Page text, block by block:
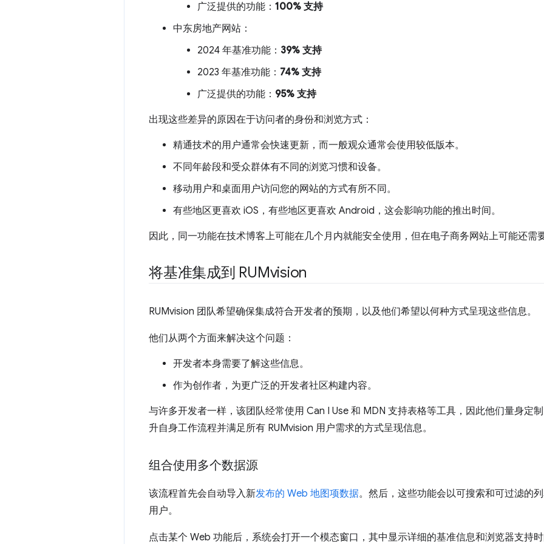
广泛提供的功能： 100% 支持
中东房地产网站：
2024 年基准功能： 39% 支持
2023 年基准功能： 74% 支持
广泛提供的功能： 95% 支持
出现这些差异的原因在于访问者的身份和浏览方式：
精通技术的用户通常会快速更新，而一般观众通常会使用较低版本。
不同年龄段和受众群体有不同的浏览习惯和设备。
移动用户和桌面用户访问您的网站的方式有所不同。
有些地区更喜欢 iOS，有些地区更喜欢 Android，这会影响功能的推出时间。
因此，同一功能在技术博客上可能在几个月内就能安全使用，但在电子商务网站上可能还需
将基准集成到 RUMvision
RUMvision 团队希望确保集成符合开发者的预期，以及他们希望以何种方式呈现这些信息。
他们从两个方面来解决这个问题：
开发者本身需要了解这些信息。
作为创作者，为更广泛的开发者社区构建内容。
与许多开发者一样，该团队经常使用 Can I Use 和 MDN 支持表格等工具，因此他们量身定
升自身工作流程并满足所有 RUMvision 用户需求的方式呈现信息。
组合使用多个数据源
该流程首先会自动导入新发布的 Web 地图项数据。然后，这些功能会以可搜索和可过滤的
用户。
点击某个 Web 功能后，系统会打开一个模态窗口，其中显示详细的基准信息和浏览器支持